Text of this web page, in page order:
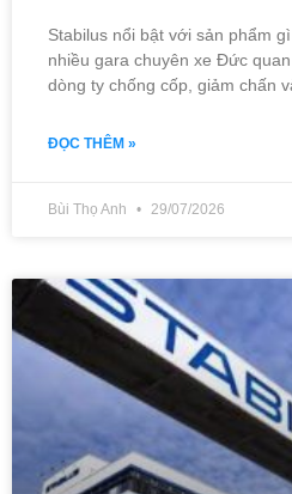
Stabilus nổi bật với sản phẩm
nhiều gara chuyên xe Đức
dòng ty chống cốp, giảm chấn
ĐỌC THÊM »
Bùi Thọ Anh 29/07/2026